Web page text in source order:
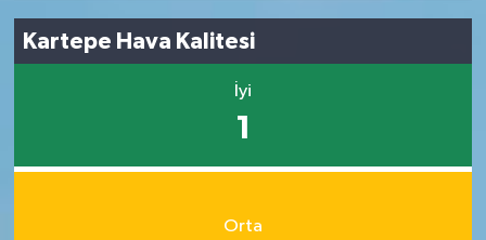
Kartepe Hava Kalitesi
İyi
1
Orta